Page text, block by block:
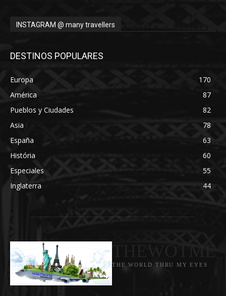
INSTAGRAM @ many travellers
DESTINOS POPULARES
Europa
170
América
87
Pueblos y Ciudades
82
Asia
78
España
63
História
60
Especiales
55
Inglaterra
44
THE WORLD THRU MY EYES